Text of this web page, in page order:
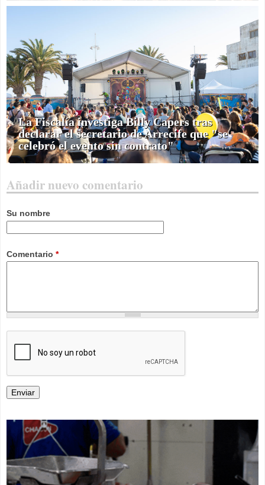
La Fiscalía investiga Billy Capers tras
declarar el secretario de Arrecife que "se
celebró el evento sin contrato"
Añadir nuevo comentario
Su nombre
Comentario *